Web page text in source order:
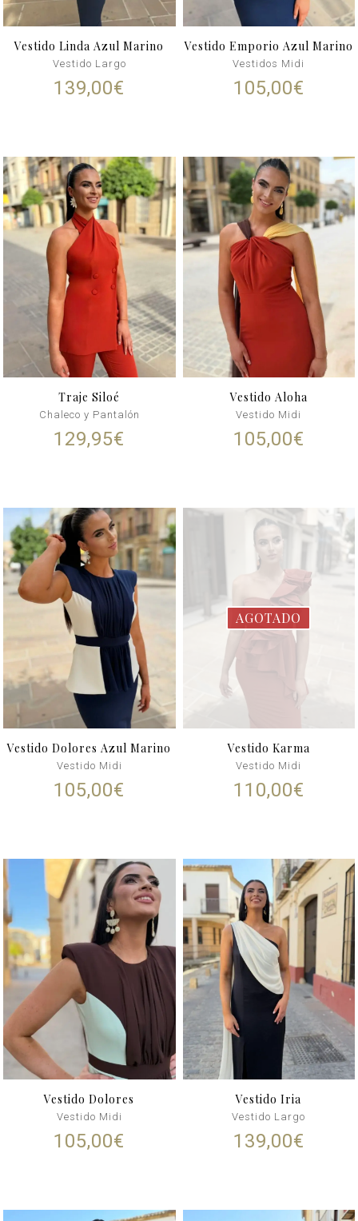
Vestido Linda Azul Marino
Vestido Largo
139,00€
Vestido Emporio Azul Marino
Vestidos Midi
105,00€
Traje Siloé
Chaleco y Pantalón
129,95€
Vestido Aloha
Vestido Midi
105,00€
Vestido Dolores Azul Marino
Vestido Midi
105,00€
AGOTADO
Vestido Karma
Vestido Midi
110,00€
Vestido Dolores
Vestido Midi
105,00€
Vestido Iria
Vestido Largo
139,00€